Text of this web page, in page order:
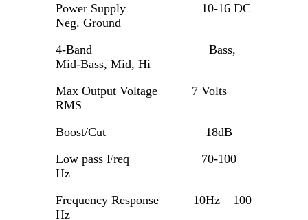
Power Supply 10-16 DC
Neg. Ground
4-Band Bass,
Mid-Bass, Mid, Hi
Max Output Voltage 7 Volts
RMS
Boost/Cut 18dB
Low pass Freq 70-100
Hz
Frequency Response 10Hz – 100
Hz